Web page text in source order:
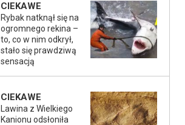
CIEKAWE
Rybak natknął się na
ogromnego rekina –
to, co w nim odkrył,
stało się prawdziwą
sensacją
CIEKAWE
Lawina z Wielkiego
Kanionu odsłoniła